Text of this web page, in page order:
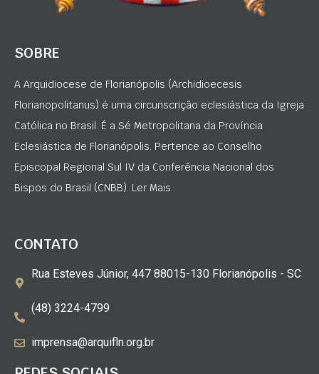
SOBRE
A Arquidiocese de Florianópolis (Archidioecesis
Florianopolitanus) é uma circunscrição eclesiástica da Igreja
Católica no Brasil. É a Sé Metropolitana da Província
Eclesiástica de Florianópolis. Pertence ao Conselho
Episcopal Regional Sul IV da Conferência Nacional dos
Bispos do Brasil (CNBB). Ler Mais
CONTATO
Rua Esteves Júnior, 447 88015-130 Florianópolis - SC
(48) 3224-4799
imprensa@arquifln.org.br